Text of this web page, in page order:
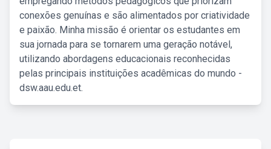
conexões genuínas e são alimentados por criatividade
e paixão. Minha missão é orientar os estudantes em
sua jornada para se tornarem uma geração notável,
utilizando abordagens educacionais reconhecidas
pelas principais instituições acadêmicas do mundo -
dsw.aau.edu.et.